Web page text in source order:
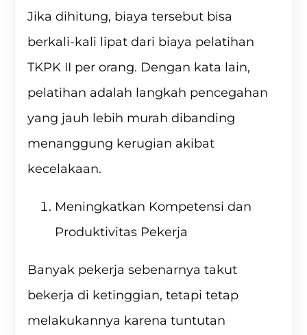
Jika dihitung, biaya tersebut bisa
berkali-kali lipat dari biaya pelatihan
TKPK II per orang. Dengan kata lain,
pelatihan adalah langkah pencegahan
yang jauh lebih murah dibanding
menanggung kerugian akibat
kecelakaan.
Meningkatkan Kompetensi dan
Produktivitas Pekerja
Banyak pekerja sebenarnya takut
bekerja di ketinggian, tetapi tetap
melakukannya karena tuntutan